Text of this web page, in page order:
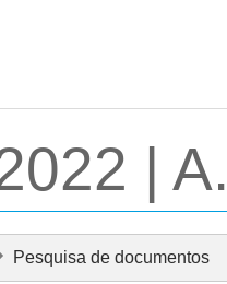
|
Pesquisa de documentos